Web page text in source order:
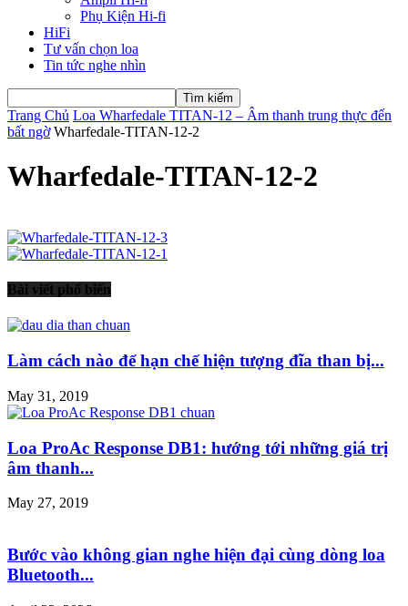
Phụ Kiện Hi-fi
HiFi
Tư vấn chọn loa
Tin tức nghe nhìn
Trang Chủ Loa Wharfedale TITAN-12 – Âm thanh trung thực đến
bất ngờ Wharfedale-TITAN-12-2
Wharfedale-TITAN-12-2
Bài viết phổ biến
Làm cách nào để hạn chế hiện tượng đĩa than bị...
May 31, 2019
Loa ProAc Response DB1: hướng tới những giá trị
âm thanh...
May 27, 2019
Bước vào không gian nghe hiện đại cùng dòng loa
Bluetooth...